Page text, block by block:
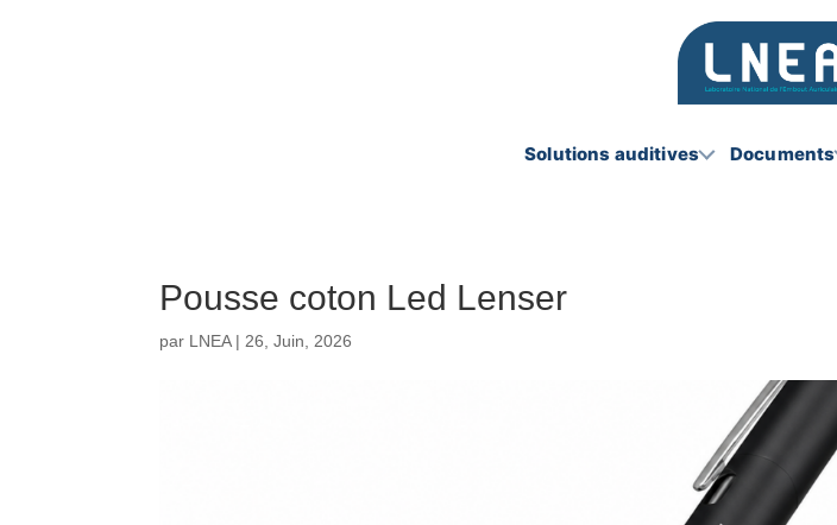
Solutions auditives Documents
Pousse coton Led Lenser
par LNEA| 26, Juin, 2026